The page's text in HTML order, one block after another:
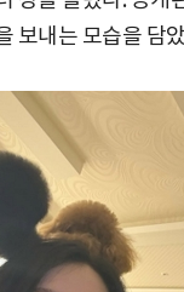
보내는 모습을 담